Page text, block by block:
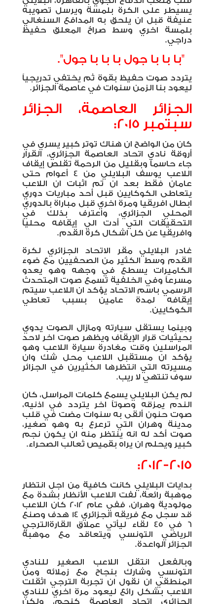
يسيطر على الكرة بلمسة ويرسل تصويبه
عنيفة قبل ان يلحق به المدافع السنغالي
بلمسة اخري وسط صراخ المعلق حفيظ
دراجي.
"با با با جول با با با جول".
يتردد صوت حفيظ بقوة ثم يختفي تدريجياً
ليعود بنا الزمن سنوات في عاصمة الجزائر.
الجزائر العاصمة، الجزائر
سبتمبر 2015:
كان من الواضح ان هناك توتر كبير يسري في
أروقة نادي اتحاد العاصمة الجزائري، القرار
جاء حاسماً وبقليل من الرحمة تقلص إيقاف
اللاعب يوسف البلايلي من 4 أعوام حتى
عامان فقط بعد ان تم اثبات ان اللاعب
يتعاطى الكوكايين قبل أحد مباريات دوري
ابطال افريقيا ومرة اخري قبل مباراة بالدوري
المحلي الجزائري، واعترف بذلك في
التحقيقات التي أدت الي إيقافه محلياً
وافريقيا عن كل اشكال كرة القدم.
غادر البلايلي مقر الاتحاد الجزائري لكرة
القدم وسط الكثير من الصحفيين مع ضوء
الكاميرات يسطع في وجهه وهو يعدو
مسرعاً وفي الخلفية تسمع صوت المتحدث
الرسمي باسم الاتحاد يؤكد ان اللاعب سيتم
إيقافه لمدة عامين بسبب تعاطي
الكوكايين.
وبينما يستقل سيارته ومازال الصوت يدوي
بحيثيات قرار الإيقاف ويظهر صوت اخر لاحد
المراسلين وقت مغادرة سيارة اللاعب وهو
يؤكد ان مستقبل اللاعب محل شك وان
مسيرته التي انتظرها الكثيرين في الجزائر
سوف تنتهي لا ريب.
لم يكن البلايلي يسمع كلمات المراسل، كان
الندم يمزقه وصوتاً اخر يتردد في اذنيه،
صوت حنون ألقى به سنوات مضت في قلب
مدينة وهران التي ترعرع به وهو صغير،
صوت أكد له انه ينتظر منه ان يكون نجم
كبير ويحلم ان يراه بقميص ثعالب الصحراء.
2012-2015:
بدايات البلايلي كانت كافية من اجل انتظار
موهبة رائعة، لفت اللاعب الأنظار بشدة مع
مولودية وهران، ففي عام 2012 كان اللاعب
قد سجل مع فريقه الجزائري 14 هدف وصنع
6 في 45 لقاء ليأتي عملاق القارةالترجي
الرياضي التونسي ويتعاقد مع موهبة
الجزائر الواعدة.
وبالفعل انتقل اللاعب الصغير للنادي
التونسي وشارك بنجاح مع زملائه ومن
المنطقي ان نقول ان تجربة الترجي اثقلت
اللاعب بشكل رائع ليعود مرة اخري للنادي
الجزائري اتحاد العاصمة كنجم، ولكن